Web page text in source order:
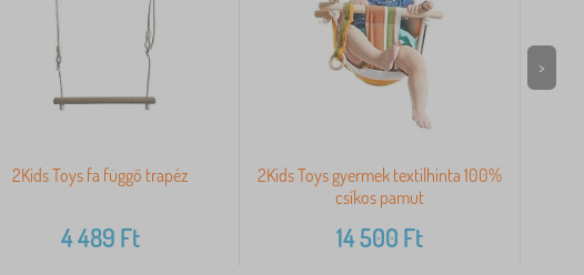
2Kids Toys fa függő trapéz
4 489 Ft
2Kids Toys gyermek textilhinta 100%
csíkos pamut
14 500 Ft
>